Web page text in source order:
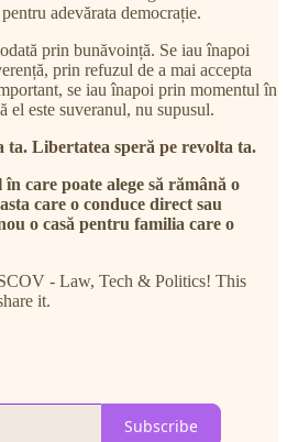
adevărata democrație.
prin bunăvoință. Se iau înapoi
prin refuzul de a mai accepta
se iau înapoi prin momentul în
el este suveranul, nu supusul.
ta. Libertatea speră pe revolta ta.
care poate alege să rămână o
care o conduce direct sau
o casă pentru familia care o
- Law, Tech & Politics! This
it.
Subscribe